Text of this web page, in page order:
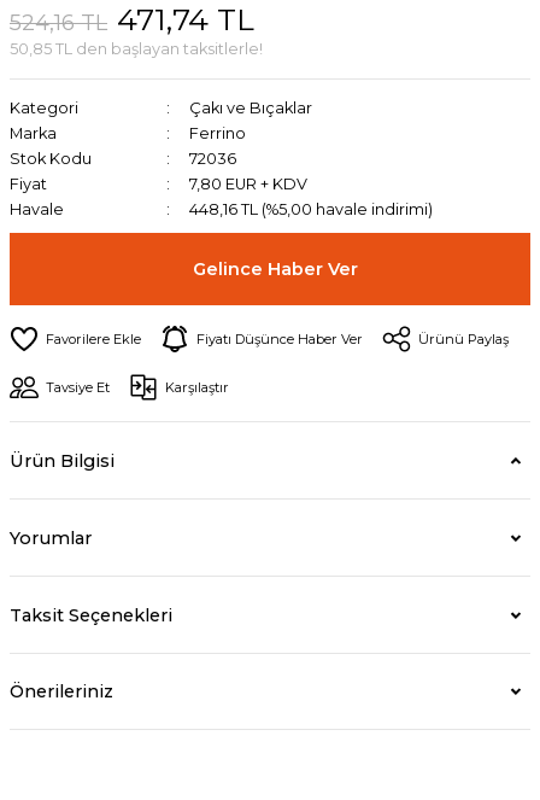
524,16 TL 471,74 TL
50,85 TL den başlayan taksitlerle!
Kategori
Çakı ve Bıçaklar
Marka
Ferrino
Stok Kodu
72036
Fiyat
7,80 EUR + KDV
Havale
448,16 TL (%5,00 havale indirimi)
Gelince Haber Ver
Fiyatı Düşünce Haber Ver Ürünü Paylaş
Tavsiye Et Karşılaştır
Ürün Bilgisi
Yorumlar
Taksit Seçenekleri
Önerileriniz